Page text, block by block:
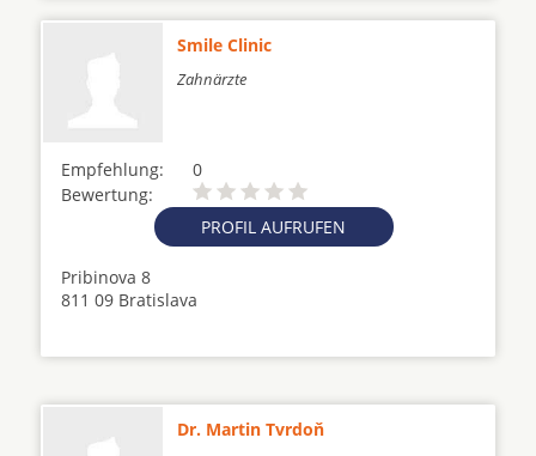
Smile Clinic
Zahnärzte
Empfehlung:
0
Bewertung:
PROFIL AUFRUFEN
Pribinova 8
811 09 Bratislava
Dr. Martin Tvrdoň